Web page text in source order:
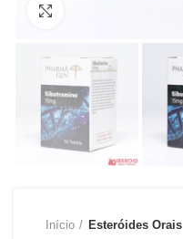
Início Esteróides Orais